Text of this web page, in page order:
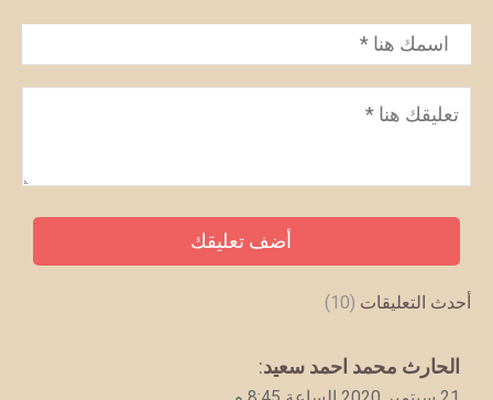
الاسم *
تعليق
أحدث التعليقات (10)
يقول
الحارث محمد احمد سعيد: